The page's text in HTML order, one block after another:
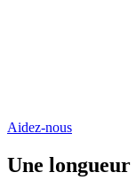
Aidez-nous
Une longueur